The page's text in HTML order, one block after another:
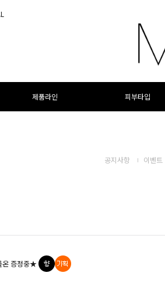
제품라인 피부타입
공지사항 이벤트
온 증정중★